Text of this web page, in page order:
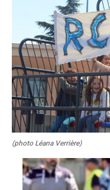
(photo Léana Verrière)